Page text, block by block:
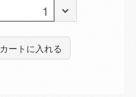
カートに入れる